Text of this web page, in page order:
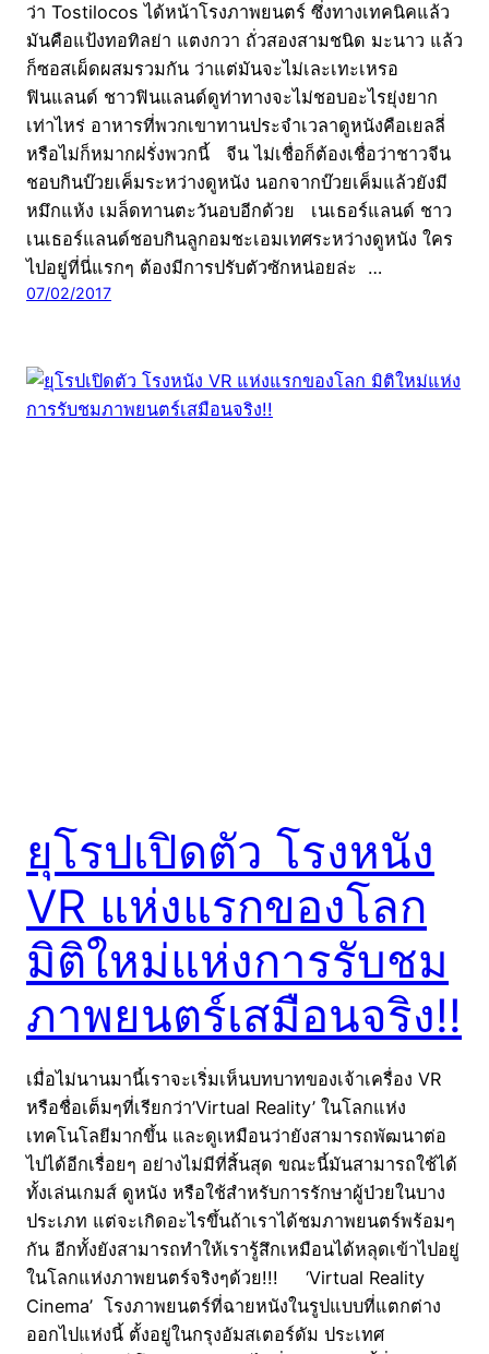
ว่า Tostilocos ได้หน้าโรงภาพยนตร์ ซึ่งทางเทคนิคแล้ว
มันคือแป้งทอทิลย่า แตงกวา ถั่วสองสามชนิด มะนาว แล้ว
ก็ซอสเผ็ดผสมรวมกัน ว่าแต่มันจะไม่เละเทะเหรอ
ฟินแลนด์ ชาวฟินแลนด์ดูท่าทางจะไม่ชอบอะไรยุ่งยาก
เท่าไหร่ อาหารที่พวกเขาทานประจำเวลาดูหนังคือเยลลี่
หรือไม่ก็หมากฝรั่งพวกนี้ จีน ไม่เชื่อก็ต้องเชื่อว่าชาวจีน
ชอบกินบ๊วยเค็มระหว่างดูหนัง นอกจากบ๊วยเค็มแล้วยังมี
หมึกแห้ง เมล็ดทานตะวันอบอีกด้วย เนเธอร์แลนด์ ชาว
เนเธอร์แลนด์ชอบกินลูกอมชะเอมเทศระหว่างดูหนัง ใคร
ไปอยู่ที่นี่แรกๆ ต้องมีการปรับตัวซักหน่อยล่ะ …
07/02/2017
ยุโรปเปิดตัว โรงหนัง
VR แห่งแรกของโลก
มิติใหม่แห่งการรับชม
ภาพยนตร์เสมือนจริง!!
เมื่อไม่นานมานี้เราจะเริ่มเห็นบทบาทของเจ้าเครื่อง VR
หรือชื่อเต็มๆที่เรียกว่า’Virtual Reality’ ในโลกแห่ง
เทคโนโลยีมากขึ้น และดูเหมือนว่ายังสามารถพัฒนาต่อ
ไปได้อีกเรื่อยๆ อย่างไม่มีที่สิ้นสุด ขณะนี้มันสามารถใช้ได้
ทั้งเล่นเกมส์ ดูหนัง หรือใช้สำหรับการรักษาผู้ป่วยในบาง
ประเภท แต่จะเกิดอะไรขึ้นถ้าเราได้ชมภาพยนตร์พร้อมๆ
กัน อีกทั้งยังสามารถทำให้เรารู้สึกเหมือนได้หลุดเข้าไปอยู่
ในโลกแห่งภาพยนตร์จริงๆด้วย!!! ‘Virtual Reality
Cinema’ โรงภาพยนตร์ที่ฉายหนังในรูปแบบที่แตกต่าง
ออกไปแห่งนี้ ตั้งอยู่ในกรุงอัมสเตอร์ดัม ประเทศ